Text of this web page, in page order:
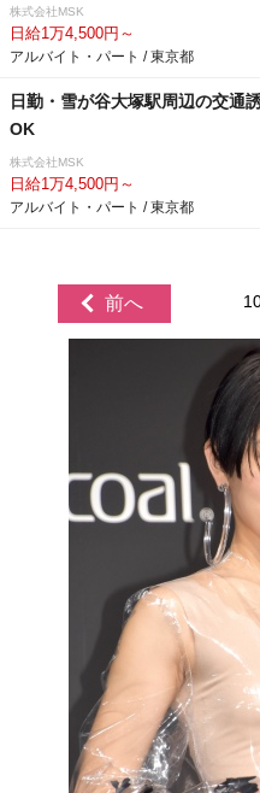
株式会社MSK
日給1万4,500円～
アルバイト・パート / 東京都
日勤・雪が谷大塚駅周辺の交通
OK
株式会社MSK
日給1万4,500円～
アルバイト・パート / 東京都
前へ